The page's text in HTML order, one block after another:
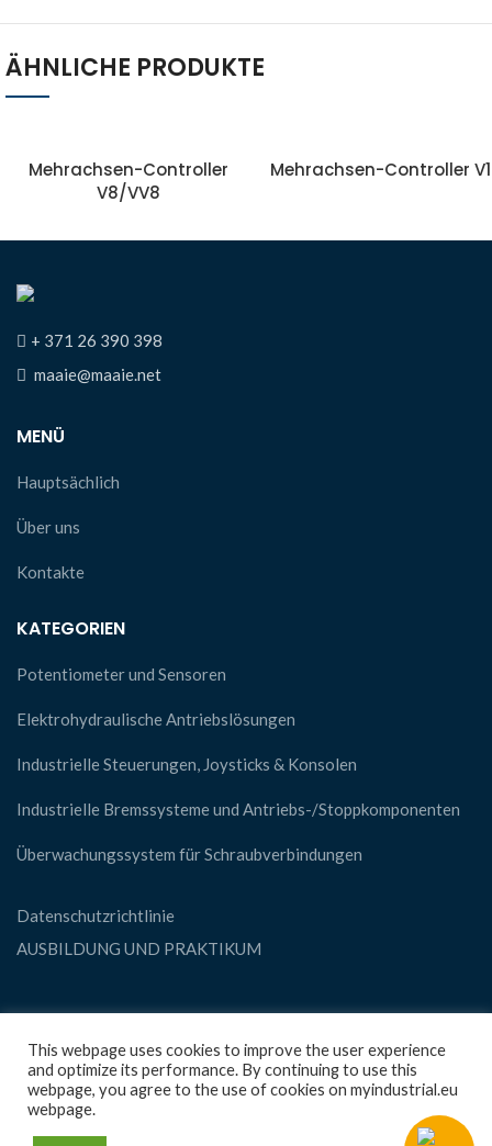
ÄHNLICHE PRODUKTE
Mehrachsen-Controller
V8/VV8
Mehrachsen-Controller
+ 371 26 390 398
maaie@maaie.net
MENÜ
Hauptsächlich
Über uns
Kontakte
KATEGORIEN
Potentiometer und Sensoren
Elektrohydraulische Antriebslösungen
Industrielle Steuerungen, Joysticks & Konsolen
Industrielle Bremssysteme und Antriebs-/Stoppkomponenten
Überwachungssystem für Schraubverbindungen
Datenschutzrichtlinie
AUSBILDUNG UND PRAKTIKUM
This webpage uses cookies to improve the user experience
and optimize its performance. By continuing to use this
webpage, you agree to the use of cookies on myindustrial.eu
webpage.